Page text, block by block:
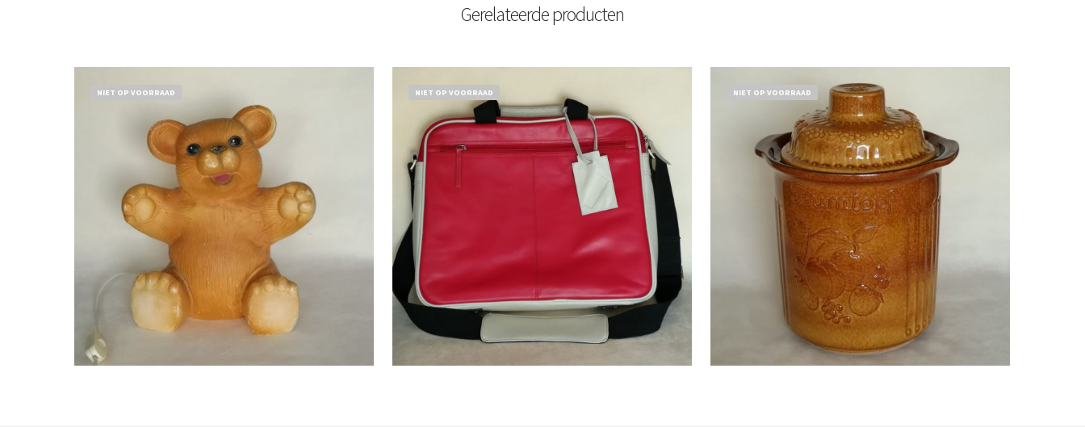
Gerelateerde producten
NIET OP VOORRAAD NIET OP VOORRAAD NIET OP VOORRAAD